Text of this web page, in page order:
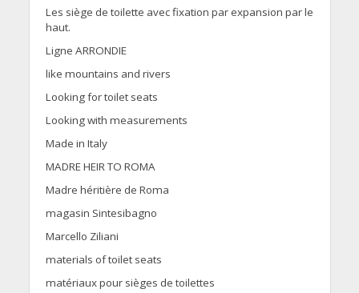
Les siège de toilette avec fixation par expansion par le
haut.
Ligne ARRONDIE
like mountains and rivers
Looking for toilet seats
Looking with measurements
Made in Italy
MADRE HEIR TO ROMA
Madre héritière de Roma
magasin Sintesibagno
Marcello Ziliani
materials of toilet seats
matériaux pour sièges de toilettes